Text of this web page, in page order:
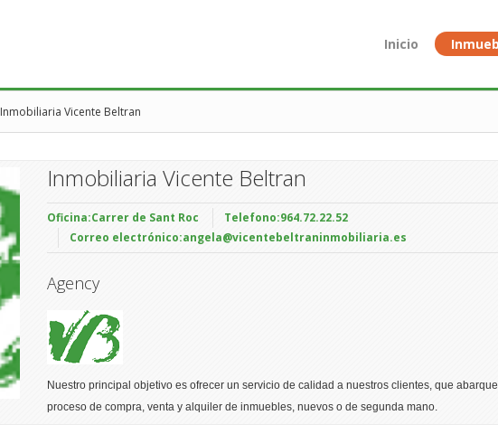
Inicio
Inmobiliaria Vicente Beltran
Inmobiliaria Vicente Beltran
Oficina:Carrer de Sant Roc Telefono:964.72.22.52
Correo electrónico:angela@vicentebeltraninmobiliaria.es
Agency
Nuestro principal objetivo es ofrecer un servicio de calidad a nuestros clientes, que abarque
proceso de compra, venta y alquiler de inmuebles, nuevos o de segunda mano.